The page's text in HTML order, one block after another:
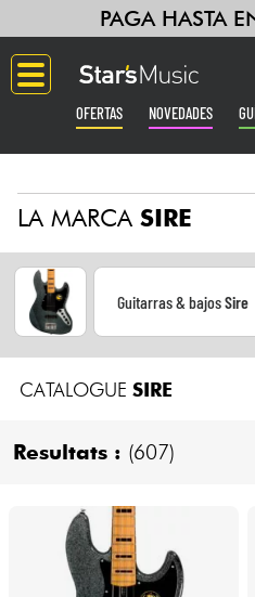
PAGA HASTA
OFERTAS NOVEDADES
Guitarras & Bajos
Ampli & Efectos
Pianos
Sintetizadores & samplers
Grabación
Auriculares
Micros
LA MARCA SIRE
Guitarras & bajosSire
CATALOGUE SIRE
Resultats : (607)